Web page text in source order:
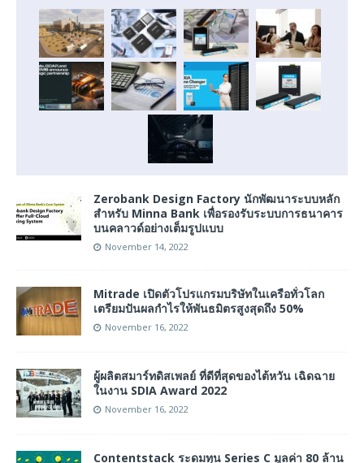
Zerobank Design Factory นักพัฒนาระบบหลัก
สำหรับ Minna Bank เพื่อรองรับระบบการธนาคาร
บนคลาวด์อย่างเต็มรูปแบบ
November 14, 2022
Mitrade เปิดตัวโปรแกรมบริษัทในเครือทั่วโลก
เตรียมปันผลกำไรให้พันธมิตรสูงสุดถึง 50%
November 16, 2022
ผู้ผลิตสมาร์ทดิสเพลย์ ที่ดีที่สุดของไต้หวัน เฉิดฉาย
ในงาน SDIA Award 2022
November 16, 2022
Contentstack ระดมทุน Series C มูลค่า 80 ล้าน